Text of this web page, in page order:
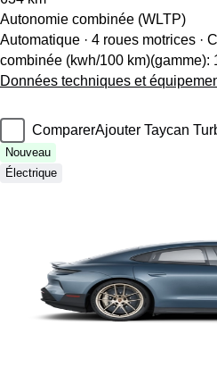
Autonomie combinée (WLTP)
Automatique · 4 roues motrices ·
combinée (kwh/100 km)(gamme):
Données techniques et
ComparerAjouter Taycan
Nouveau
Électrique